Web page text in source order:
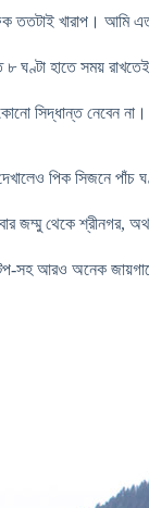
ততটাই খারাপ।
ঘণ্টা হাতে সময়
সিদ্ধান্ত নেবেন
পিক সিজনে পাঁচ
জম্মু থেকে শ্রীনগর,
সহ আরও অনেক